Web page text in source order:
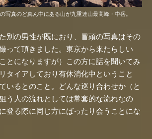
写真のど真ん中にある山が九重連山最高峰・中岳。
別の男性が既におり、冒頭の写真はその
って頂きました。東京から来たらしい
とになりますが）この方に話を聞いてみ
タイアしており有休消化中ということ
いるとのこと。どんな巡り合わせか（と
う人の流れとしては常套的な流れなの
登る際に同じ方にばったり会うことにな